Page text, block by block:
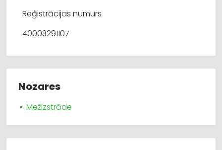
Reģistrācijas numurs
40003291107
Nozares
Mežizstrāde